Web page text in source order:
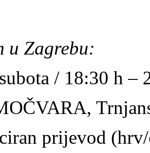
u Zagrebu:
/ 18:30 h –
prijevod